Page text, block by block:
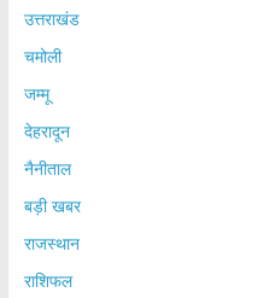
उत्तराखंड
चमोली
जम्मू
देहरादून
नैनीताल
बड़ी खबर
राजस्थान
राशिफल